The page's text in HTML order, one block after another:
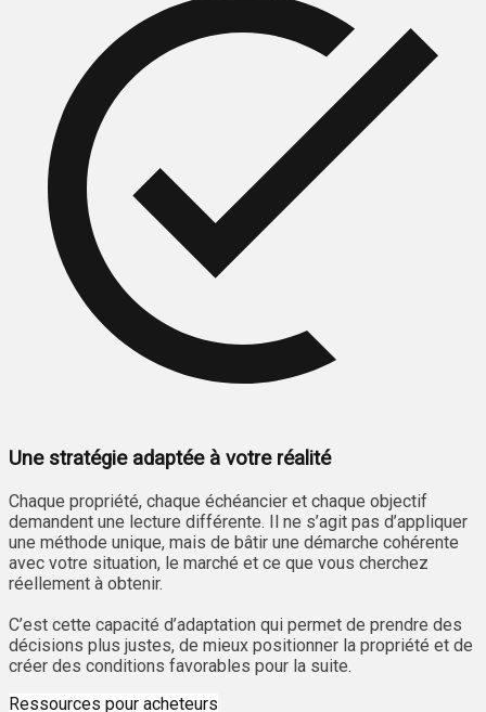
Une stratégie adaptée à votre réalité
Chaque propriété, chaque échéancier et chaque objectif
demandent une lecture différente. Il ne s’agit pas d’appliquer
une méthode unique, mais de bâtir une démarche cohérente
avec votre situation, le marché et ce que vous cherchez
réellement à obtenir.
C’est cette capacité d’adaptation qui permet de prendre des
décisions plus justes, de mieux positionner la propriété et de
créer des conditions favorables pour la suite.
Ressources pour acheteurs